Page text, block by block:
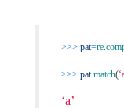
>>> pat=re.
>>> pat.match(
‘a’